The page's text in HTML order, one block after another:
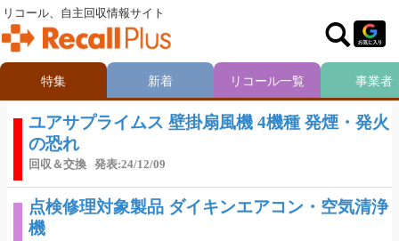
ユアサプライムス 壁掛扇風機 4機種 発煙・発火
の恐れ
回収＆交換 発表:24/12/09
点検修理対象製品 ダイキンエアコン・空気清浄
機
リコール、自主回収情報サイト
特集 新着 リコール一覧 事業者